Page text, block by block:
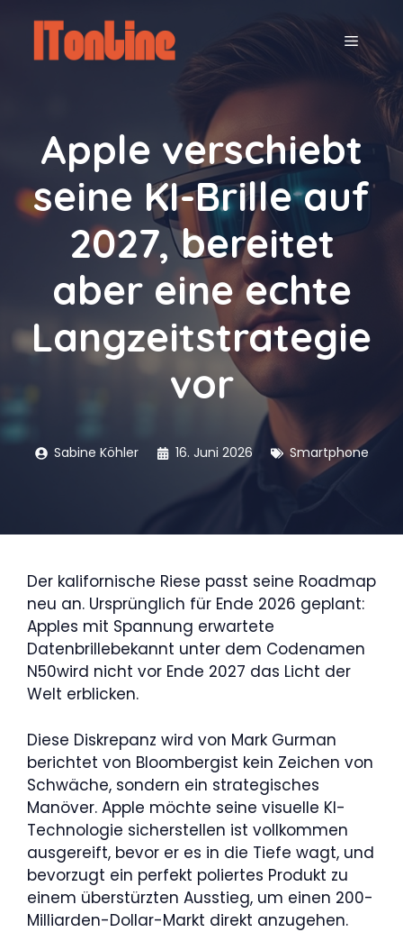
springen
MENÜ
Apple verschiebt
seine KI-Brille auf
2027, bereitet
aber eine echte
Langzeitstrategie
vor
Sabine Köhler 16. Juni 2026 Smartphone
Der kalifornische Riese passt seine Roadmap
neu an. Ursprünglich für Ende 2026 geplant:
Apples mit Spannung erwartete
Datenbrillebekannt unter dem Codenamen
N50wird nicht vor Ende 2027 das Licht der
Welt erblicken.
Diese Diskrepanz wird von Mark Gurman
berichtet von Bloombergist kein Zeichen von
Schwäche, sondern ein strategisches
Manöver. Apple möchte seine visuelle KI-
Technologie sicherstellen ist vollkommen
ausgereift, bevor er es in die Tiefe wagt, und
bevorzugt ein perfekt poliertes Produkt zu
einem überstürzten Ausstieg, um einen 200-
Milliarden-Dollar-Markt direkt anzugehen.